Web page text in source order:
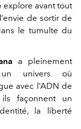
explore avant tout
de sortir de
le tumulte du
a pleinement
un univers où
avec l’ADN de
ils façonnent un
la liberté